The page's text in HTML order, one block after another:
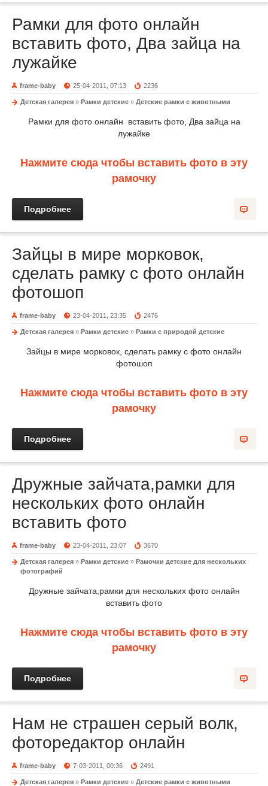
Рамки для фото онлайн
вставить фото, Два зайца на
лужайке
frame-baby 25-04-2011, 07:13 2236
Детская галерея » Рамки детские » Детские рамки с животными
Рамки для фото онлайн вставить фото, Два зайца на
лужайке
Нажмите сюда чтобы вставить фото в эту
рамочку
Подробнее
Зайцы в мире морковок,
сделать рамку с фото онлайн
фотошоп
frame-baby 23-04-2011, 23:35 2476
Детская галерея » Рамки детские » Рамки с природой детские
Зайцы в мире морковок, сделать рамку с фото онлайн
фотошоп
Нажмите сюда чтобы вставить фото в эту
рамочку
Подробнее
Дружные зайчата,рамки для
нескольких фото онлайн
вставить фото
frame-baby 23-04-2011, 23:07 3670
Детская галерея » Рамки детские » Рамочки детские для нескольких
фотографий
Дружные зайчата,рамки для нескольких фото онлайн
вставить фото
Нажмите сюда чтобы вставить фото в эту
рамочку
Подробнее
Нам не страшен серый волк,
фоторедактор онлайн
frame-baby 7-03-2011, 00:36 2491
Детская галерея » Рамки детские » Детские рамки с животными